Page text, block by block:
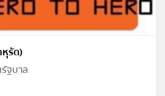
หุรัด)
ฐบาล